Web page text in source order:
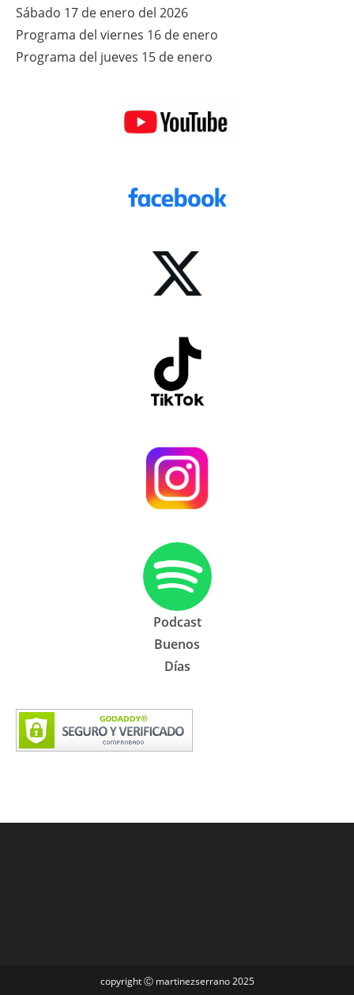
Sábado 17 de enero del 2026
Programa del viernes 16 de enero
Programa del jueves 15 de enero
Podcast
Buenos
Días
copyright Ⓒ martinezserrano 2025